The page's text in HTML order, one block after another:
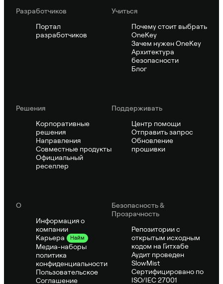
Pазработчиков
Портал
разработчиков
Учиться
Почему стоит выбрать
OneKey
Зачем нужен OneKey
Архитектура
безопасности
Блог
Решения
Корпоративные
решения
Направления
Совместные продукты
Официальный
реселлер
Поддерживать
Центр помощи
Отправить запрос
Обновление
прошивки
О
Информация о
компании
Карьера
Найм
Медиа-наборы
политика
конфиденциальности
Пользовательское
Соглашение
Безопасность &
Прозрачность
Репозитории с
открытым исходным
кодом на Гитхабе
Аудит проведен
SlowMist
Сертифицировано по
ISO/IEC 27001